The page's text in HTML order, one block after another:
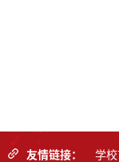
友情链接： 学